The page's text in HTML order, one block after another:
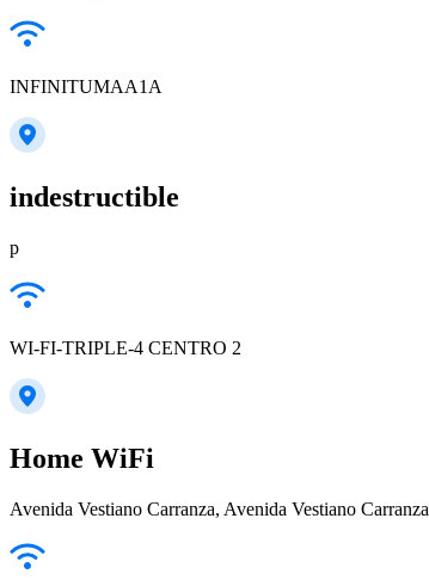
INFINITUMAA1A
indestructible
p
WI-FI-TRIPLE-4 CENTRO 2
Home WiFi
Avenida Vestiano Carranza, Avenida Vestiano Carranza